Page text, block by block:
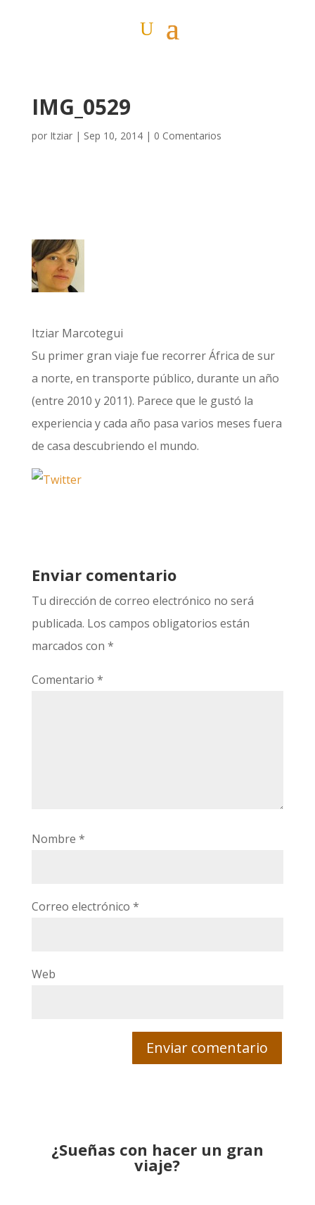
IMG_0529
por Itziar| Sep 10, 2014| 0 Comentarios
Itziar Marcotegui
Su primer gran viaje fue recorrer África de sur
a norte, en transporte público, durante un año
(entre 2010 y 2011). Parece que le gustó la
experiencia y cada año pasa varios meses fuera
de casa descubriendo el mundo.
Enviar comentario
Tu dirección de correo electrónico no será
publicada. Los campos obligatorios están
marcados con *
Comentario *
Nombre *
Correo electrónico *
Web
¿Sueñas con hacer un gran
viaje?